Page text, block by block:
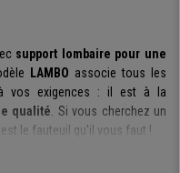
support lombaire pour une
LAMBO associe tous les
à vos exigences : il est à la
qualité. Si vous cherchez un
le fauteuil qu'il vous faut !
son dossier : il est